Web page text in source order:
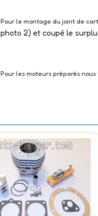
Pour le montage du joint de
photo 2) et coupé le
Pour les moteurs préparés